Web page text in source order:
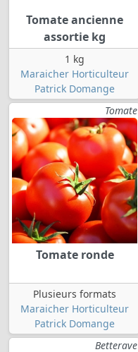
Tomate ancienne
assortie kg
1 kg
Maraicher Horticulteur
Patrick Domange
Tomate
Tomate ronde
Plusieurs formats
Maraicher Horticulteur
Patrick Domange
Betterave